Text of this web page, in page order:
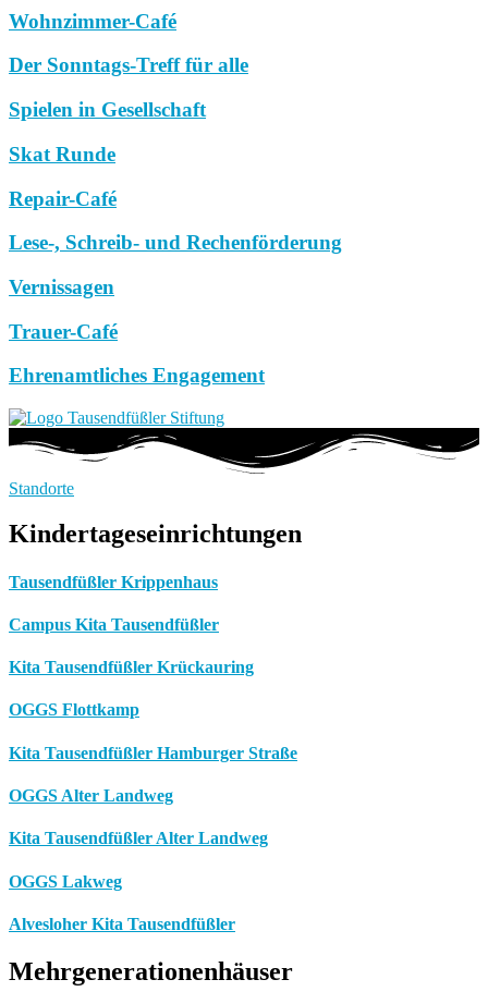
Wohnzimmer-Café
Der Sonntags-Treff für alle
Spielen in Gesellschaft
Skat Runde
Repair-Café
Lese-, Schreib- und Rechenförderung
Vernissagen
Trauer-Café
Ehrenamtliches Engagement
Standorte
Kindertageseinrichtungen
Tausendfüßler Krippenhaus
Campus Kita Tausendfüßler
Kita Tausendfüßler Krückauring
OGGS Flottkamp
Kita Tausendfüßler Hamburger Straße
OGGS Alter Landweg
Kita Tausendfüßler Alter Landweg
OGGS Lakweg
Alvesloher Kita Tausendfüßler
Mehrgenerationenhäuser